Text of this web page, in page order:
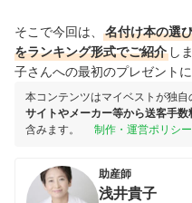
そこで今回は、
名付け本の選
をランキング形式でご紹介 し
子さんへの最初のプレゼント
本コンテンツはマイベストが独自
サイトやメーカー等から送客手数
含みます。
制作・運営ポリシー
助産師
浅井貴子